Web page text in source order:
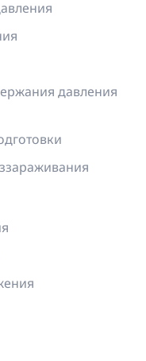
давления